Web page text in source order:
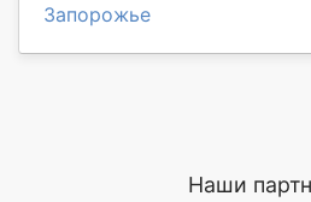
Запорожье
Наши